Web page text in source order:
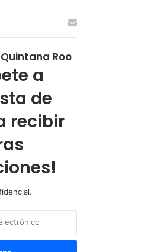
Roo
a
de
recibir